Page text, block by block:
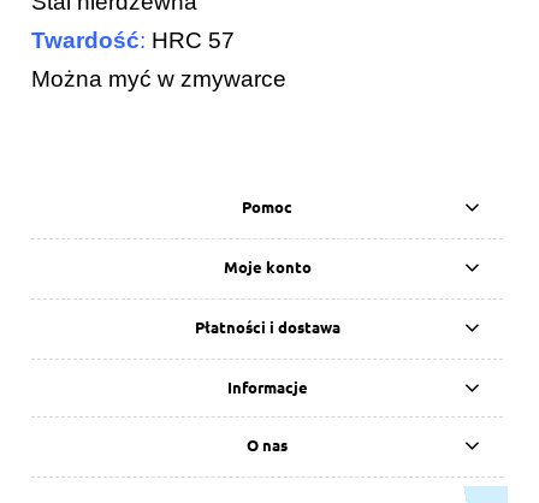
Twardość: HRC 57
Można myć w zmywarce
Pomoc
Moje konto
Płatności i dostawa
Informacje
O nas